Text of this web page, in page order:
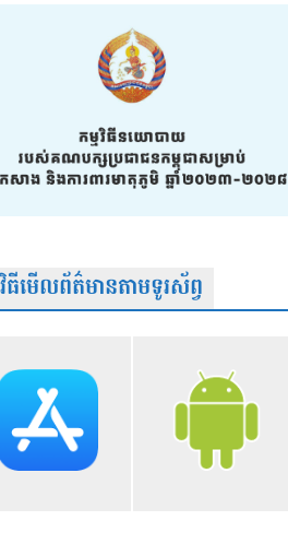
ធីមើលព័ត៌មានតាមទូរស័ព្វ